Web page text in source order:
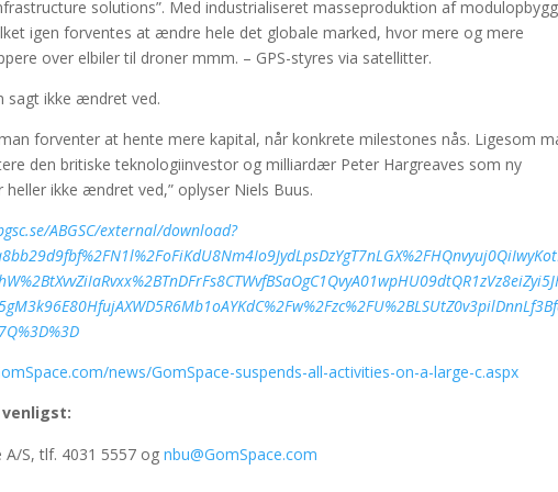
solutions”. Med industrialiseret masseproduktion af
igen forventes at ændre hele det globale marked, hvor mere og mere
over elbiler til droner mmm. – GPS-styres via satellitter.
sagt ikke ændret ved.
forventer at hente mere kapital, når konkrete milestones nås. Ligesom
den britiske teknologiinvestor og milliardær Peter Hargreaves som ny
ikke ændret ved,” oplyser Niels Buus.
ABGSC/external/download?
news/GomSpace-suspends-all-activities-on-a-large-c.aspx
A/S, tlf. 4031 5557 ognbu@GomSpace.com